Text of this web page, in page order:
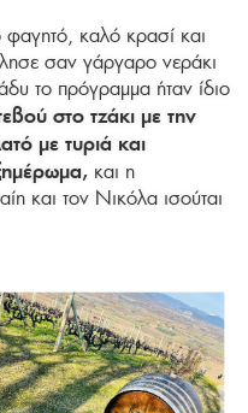
φαγητό, καλό κρασί και
σαν γάργαρο νεράκι
το πρόγραμμα ήταν ίδιο
στο τζάκι με την
με τυριά και
και η
και τον Νικόλα ισούται